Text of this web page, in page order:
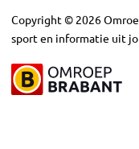
Copyright © 2026
sport en informatie uit